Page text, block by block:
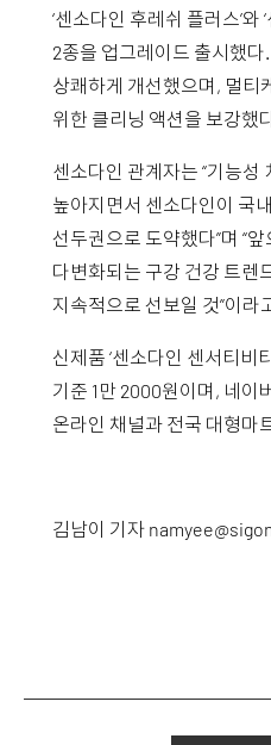
‘센소다인 후레쉬 플러스’와
2종을 업그레이드 출시했
상쾌하게 개선했으며, 멀티
위한 클리닝 액션을 보강했
센소다인 관계자는 “기능성
높아지면서 센소다인이 국
선두권으로 도약했다”며 “
다변화되는 구강 건강 트렌
지속적으로 선보일 것”이라
신제품 ‘센소다인 센서티비
기준 1만 2000원이며, 네이
온라인 채널과 전국 대형마
김남이 기자